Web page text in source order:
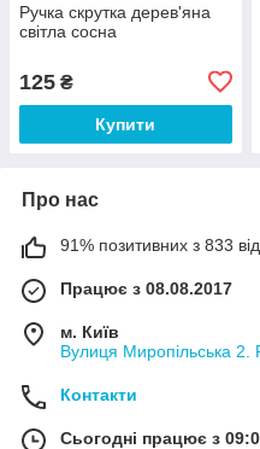
Ручка скрутка дерев'яна
світла сосна
125 ₴
Купити
Про нас
91% позитивних з 833
Працює з 08.08.2017
м. Київ
Вулиця Миропільська 2.
Контакти
Сьогодні працює з